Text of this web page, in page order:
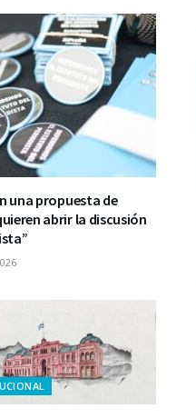
una propuesta de
abrir la discusión